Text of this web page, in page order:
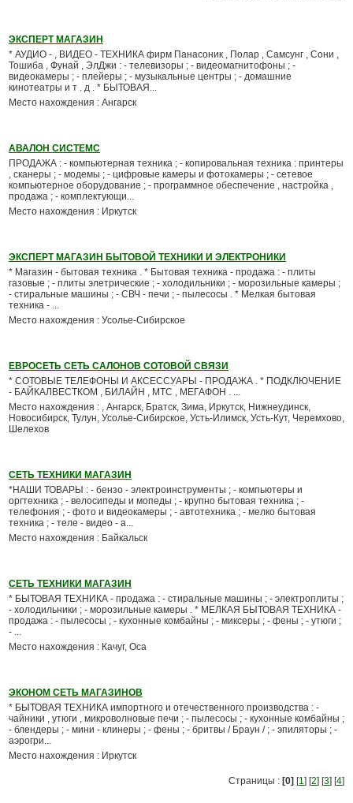
ЭКСПЕРТ МАГАЗИН
* АУДИО - , ВИДЕО - ТЕХНИКА фирм Панасоник , Полар , Самсунг , Сони ,
Тошиба , Фунай , ЭлДжи : - телевизоры ; - видеомагнитофоны ; -
видеокамеры ; - плейеры ; - музыкальные центры ; - домашние
кинотеатры и т . д . * БЫТОВАЯ...
Место нахождения : Ангарск
АВАЛОН СИСТЕМС
ПРОДАЖА : - компьютерная техника ; - копировальная техника : принтеры
, сканеры ; - модемы ; - цифровые камеры и фотокамеры ; - сетевое
компьютерное оборудование ; - программное обеспечение , настройка ,
продажа ; - комплектующи...
Место нахождения : Иркутск
ЭКСПЕРТ МАГАЗИН БЫТОВОЙ ТЕХНИКИ И ЭЛЕКТРОНИКИ
* Магазин - бытовая техника . * Бытовая техника - продажа : - плиты
газовые ; - плиты элетрические ; - холодильники ; - морозильные камеры ;
- стиральные машины ; - СВЧ - печи ; - пылесосы . * Мелкая бытовая
техника - ...
Место нахождения : Усолье-Сибирское
ЕВРОСЕТЬ СЕТЬ САЛОНОВ СОТОВОЙ СВЯЗИ
* СОТОВЫЕ ТЕЛЕФОНЫ И АКСЕССУАРЫ - ПРОДАЖА . * ПОДКЛЮЧЕНИЕ
- БАЙКАЛВЕСТКОМ , БИЛАЙН , МТС , МЕГАФОН . ...
Место нахождения : , Ангарск, Братск, Зима, Иркутск, Нижнеудинск,
Новосибирск, Тулун, Усолье-Сибирское, Усть-Илимск, Усть-Кут, Черемхово,
Шелехов
СЕТЬ ТЕХНИКИ МАГАЗИН
*НАШИ ТОВАРЫ : - бензо - электроинструменты ; - компьютеры и
оргтехника ; - велосипеды и мопеды ; - крупно бытовая техника ; -
телефония ; - фото и видеокамеры ; - автотехника ; - мелко бытовая
техника ; - теле - видео - а...
Место нахождения : Байкальск
СЕТЬ ТЕХНИКИ МАГАЗИН
* БЫТОВАЯ ТЕХНИКА - продажа : - стиральные машины ; - электроплиты ;
- холодильники ; - морозильные камеры . * МЕЛКАЯ БЫТОВАЯ ТЕХНИКА -
продажа : - пылесосы ; - кухонные комбайны ; - миксеры ; - фены ; - утюги ;
- ...
Место нахождения : Качуг, Оса
ЭКОНОМ СЕТЬ МАГАЗИНОВ
* БЫТОВАЯ ТЕХНИКА импортного и отечественного производства : -
чайники , утюги , микроволновые печи ; - пылесосы ; - кухонные комбайны ;
- блендеры ; - мини - клинеры ; - фены ; - бритвы / Браун / ; - эпиляторы ; -
аэрогри...
Место нахождения : Иркутск
Страницы : [0] [1] [2] [3] [4]